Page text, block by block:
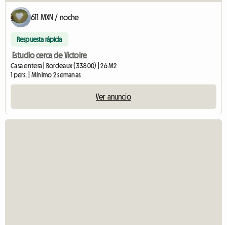
611 MXN / noche
Respuesta rápida
Estudio cerca de Victoire
Casa entera | Bordeaux (33800) | 26 M2
1 pers. | Mínimo 2 semanas
Ver anuncio